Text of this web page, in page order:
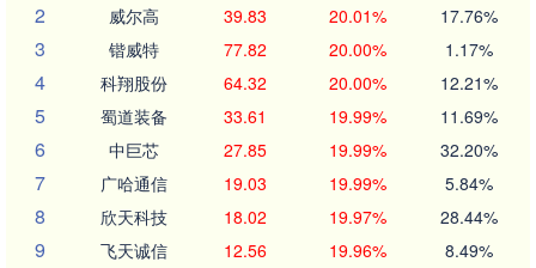
2 威尔高 39.83 20.01% 17.76%
3 锴威特 77.82 20.00% 1.17%
4 科翔股份 64.32 20.00% 12.21%
5 蜀道装备 33.61 19.99% 11.69%
6 中巨芯 27.85 19.99% 32.20%
7 广哈通信 19.03 19.99% 5.84%
8 欣天科技 18.02 19.97% 28.44%
9 飞天诚信 12.56 19.96% 8.49%